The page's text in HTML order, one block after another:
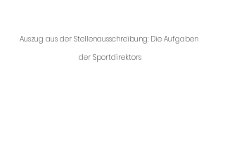
Auszug aus der Stellenausschreibung: Die Aufgaben
der Sportdirektors